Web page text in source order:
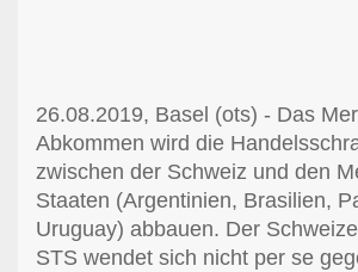
26.08.2019, Basel (ots) - Das
Abkommen wird die
zwischen der Schweiz und den
Staaten (Argentinien, Brasilien,
Uruguay) abbauen. Der
STS wendet sich nicht per se